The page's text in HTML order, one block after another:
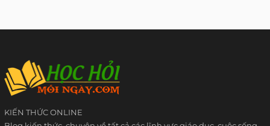
KIẾN THỨC ONLINE